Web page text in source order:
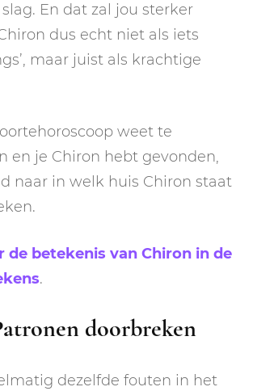
En dat zal jou sterker
dus echt niet als iets
maar juist als krachtige
weet te
en je Chiron hebt gevonden,
naar in welk huis Chiron staat
de betekenis van Chiron in de
.
doorbreken
dezelfde fouten in het